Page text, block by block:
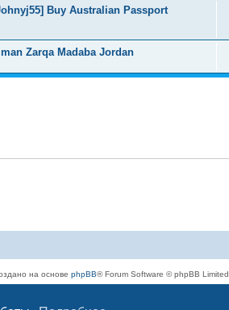
Buy Australian Passport
Zarqa Madaba Jordan
на основе phpBB® Forum Software © phpBB Limited